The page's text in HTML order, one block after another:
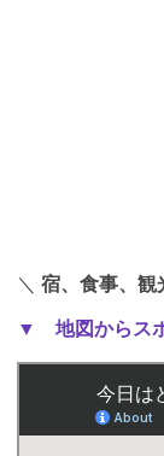
＼ 宿、食事、観
▼ 地図からス